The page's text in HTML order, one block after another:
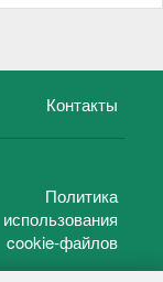
Контакты
Политика
использования
cookie-файлов